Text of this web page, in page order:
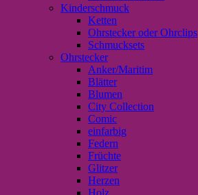
Kinderschmuck
Ketten
Ohrstecker oder Ohrclips
Schmucksets
Ohrstecker
Anker/Maritim
Blätter
Blumen
City Collection
Comic
einfarbig
Federn
Früchte
Glitzer
Herzen
Holz